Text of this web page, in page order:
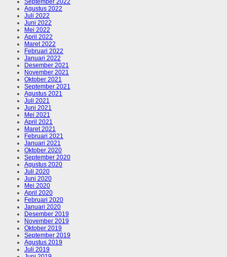
Agustus 2022
Juli 2022
Juni 2022
Mei 2022
April 2022
Maret 2022
Februari 2022
Januari 2022
Desember 2021
November 2021
Oktober 2021
September 2021
Agustus 2021
Juli 2021
Juni 2021
Mei 2021
April 2021
Maret 2021
Februari 2021
Januari 2021
Oktober 2020
September 2020
Agustus 2020
Juli 2020
Juni 2020
Mei 2020
April 2020
Februari 2020
Januari 2020
Desember 2019
November 2019
Oktober 2019
September 2019
Agustus 2019
Juli 2019